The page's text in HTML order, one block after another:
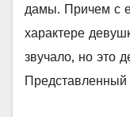
дамы. Причем с
характере
звучало, но это
Представленный